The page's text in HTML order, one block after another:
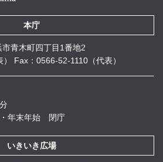
本庁
青木町四丁目1番地2
Fax：0566-52-1110（代表）
年末年始 閉庁
いきいき広場